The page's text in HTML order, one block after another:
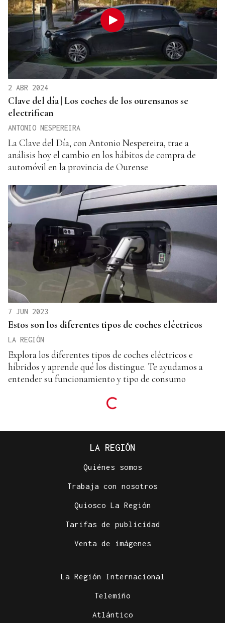
2 ABR 2024
Clave del día | Los coches de los ourensanos se
electrifican
ANTONIO NESPEREIRA
La Clave del Día, con Antonio Nespereira, trae a
análisis hoy el cambio en los hábitos de compra de
automóvil en la provincia de Ourense
7 JUN 2023
Estos son los diferentes tipos de coches eléctricos
LA REGIÓN
Explora los diferentes tipos de coches eléctricos e
híbridos y aprende qué los distingue. Te ayudamos a
entender su funcionamiento y tipo de consumo
LA REGIÓN
Quiénes somos
Trabaja con nosotros
Quiosco La Región
Tarifas de publicidad
Venta de imágenes
La Región Internacional
Telemiño
Atlántico